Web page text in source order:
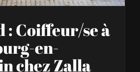
: Coiffeur/se à
en-
chez Zalla